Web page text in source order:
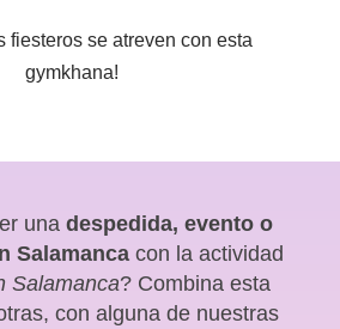
fiesteros se atreven con esta
gymkhana!
unadespedida, evento o
Salamancacon la actividad
Salamanca? Combina esta
con alguna de nuestras